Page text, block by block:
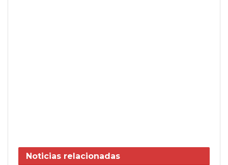
Noticias relacionadas